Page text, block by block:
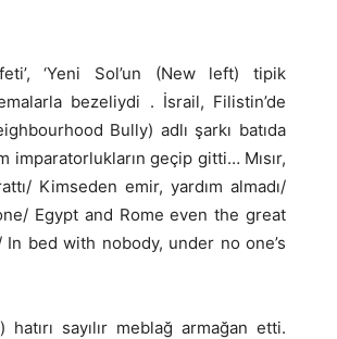
‘Yeni Sol’un (New left) tipik
bezeliydi . İsrail, Filistin’de
Bully) adlı şarkı batıda
geçip gitti… Mısır,
Kimseden emir, yardım almadı/
Egypt and Rome even the great
bed with nobody, under no one’s
sayılır meblağ armağan etti.